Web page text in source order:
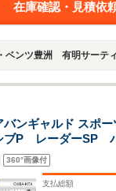
在庫確認・見積依
ベンツ豊洲 有明サーティ
バンギャルド スポ
ブP レーダーSP
ルメスターS デ
LEDH PTS フッ
スP
360°画像付
支払総額